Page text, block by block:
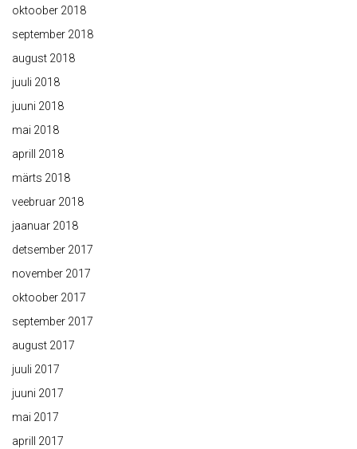
oktoober 2018
september 2018
august 2018
juuli 2018
juuni 2018
mai 2018
aprill 2018
märts 2018
veebruar 2018
jaanuar 2018
detsember 2017
november 2017
oktoober 2017
september 2017
august 2017
juuli 2017
juuni 2017
mai 2017
aprill 2017